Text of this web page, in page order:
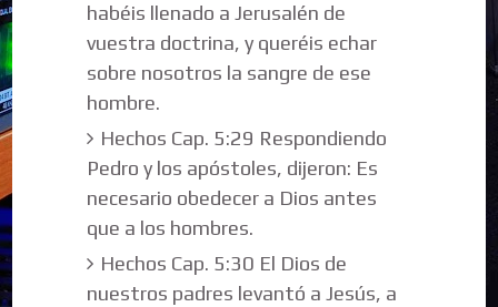
habéis llenado a Jerusalén de
vuestra doctrina, y queréis echar
sobre nosotros la sangre de ese
hombre.
Hechos Cap. 5:29 Respondiendo
Pedro y los apóstoles, dijeron: Es
necesario obedecer a Dios antes
que a los hombres.
Hechos Cap. 5:30 El Dios de
nuestros padres levantó a Jesús, a